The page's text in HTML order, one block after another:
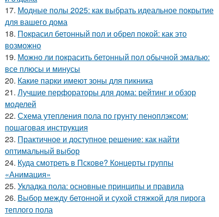
17. Модные полы 2025: как выбрать идеальное покрытие
для вашего дома
18. Покрасил бетонный пол и обрел покой: как это
возможно
19. Можно ли покрасить бетонный пол обычной эмалью:
все плюсы и минусы
20. Какие парки имеют зоны для пикника
21. Лучшие перфораторы для дома: рейтинг и обзор
моделей
22. Схема утепления пола по грунту пеноплэксом:
пошаговая инструкция
23. Практичное и доступное решение: как найти
оптимальный выбор
24. Куда смотреть в Пскове? Концерты группы
«Анимация»
25. Укладка пола: основные принципы и правила
26. Выбор между бетонной и сухой стяжкой для пирога
теплого пола